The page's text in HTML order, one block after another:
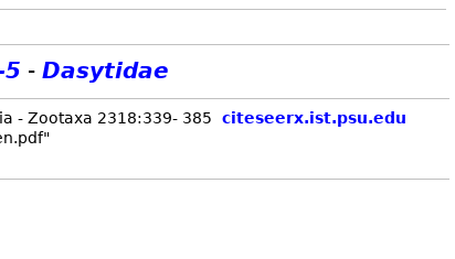
5 - Dasytidae
- Zootaxa 2318:339- 385
citeseerx.ist.psu.edu